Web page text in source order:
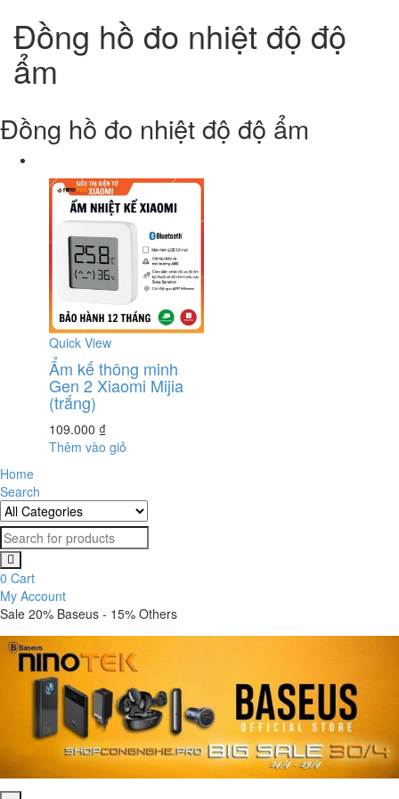
Đồng hồ đo nhiệt độ độ
ẩm
Đồng hồ đo nhiệt độ độ ẩm
Quick View
Ẩm kế thông minh
Gen 2 Xiaomi Mijia
(trắng)
109.000 ₫
Thêm vào giỏ
Home
Search
0 Cart
My Account
Sale 20% Baseus - 15% Others